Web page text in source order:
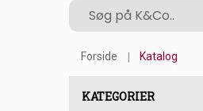
Forside Katalog
KATEGORIER